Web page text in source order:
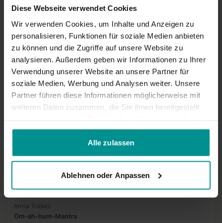
Diese Webseite verwendet Cookies
Wir verwenden Cookies, um Inhalte und Anzeigen zu
personalisieren, Funktionen für soziale Medien anbieten
zu können und die Zugriffe auf unsere Website zu
analysieren. Außerdem geben wir Informationen zu Ihrer
Verwendung unserer Website an unsere Partner für
soziale Medien, Werbung und Analysen weiter. Unsere
Partner führen diese Informationen möglicherweise mit
weiteren Daten zusammen, die Sie ihnen bereitgestellt
gesammelt haben.
Alle zulassen
Ablehnen oder Anpassen
Mehr laden
Ähnliche Videos
Anna Trökes
Om-ah-hum-Mantra